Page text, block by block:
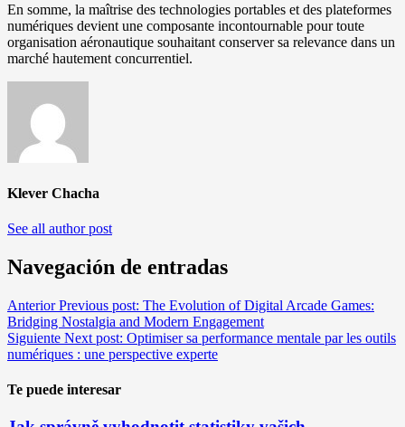
En somme, la maîtrise des technologies portables et des plateformes
numériques devient une composante incontournable pour toute
organisation aéronautique souhaitant conserver sa relevance dans un
marché hautement concurrentiel.
Klever Chacha
See all author post
Navegación de entradas
Anterior Previous post: The Evolution of Digital Arcade Games:
Bridging Nostalgia and Modern Engagement
Siguiente Next post: Optimiser sa performance mentale par les outils
numériques : une perspective experte
Te puede interesar